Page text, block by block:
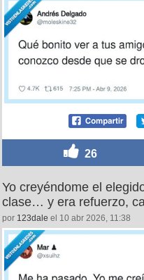
26
Yo creyéndome el
clase… y era refuerzo,
por 123dale el 10 abr 2026, 11:38